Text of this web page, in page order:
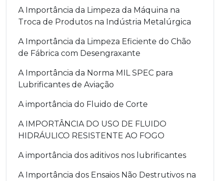
A Importância da Limpeza da Máquina na
Troca de Produtos na Indústria Metalúrgica
A Importância da Limpeza Eficiente do Chão
de Fábrica com Desengraxante
A Importância da Norma MIL SPEC para
Lubrificantes de Aviação
A importância do Fluido de Corte
A IMPORTÂNCIA DO USO DE FLUIDO
HIDRÁULICO RESISTENTE AO FOGO
A importância dos aditivos nos lubrificantes
A Importância dos Ensaios Não Destrutivos na